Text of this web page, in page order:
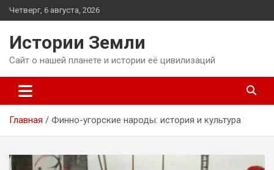
Перейти
к
Четверг, 6 августа, 2026
Истории Земли
Сайт о нашей планете и истории её цивилизаций
Главная Финно-угорские народы: история и культура